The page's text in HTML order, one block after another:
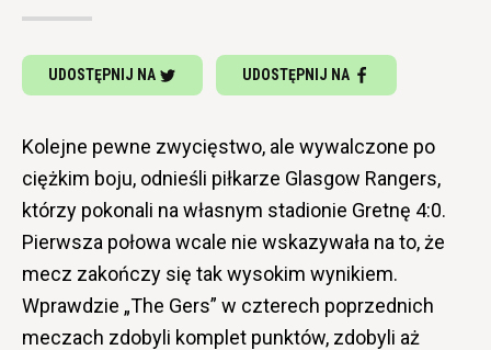
UDOSTĘPNIJ NA UDOSTĘPNIJ NA
Kolejne pewne zwycięstwo, ale wywalczone po
ciężkim boju, odnieśli piłkarze Glasgow Rangers,
którzy pokonali na własnym stadionie Gretnę 4:0.
Pierwsza połowa wcale nie wskazywała na to, że
mecz zakończy się tak wysokim wynikiem.
Wprawdzie „The Gers” w czterech poprzednich
meczach zdobyli komplet punktów, zdobyli aż